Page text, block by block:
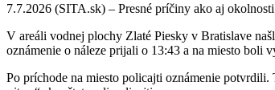
7.7.2026 (SITA.sk) – Presné príčiny ako aj
V areáli vodnej plochy Zlaté Piesky v Bratislave
oznámenie o náleze prijali o 13:43 a na miesto
Po príchode na miesto policajti oznámenie